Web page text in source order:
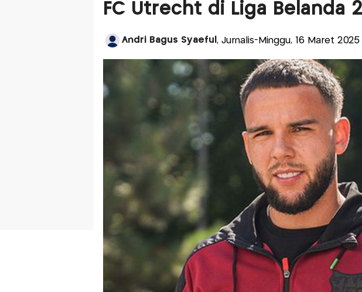
FC Utrecht di Liga Belanda
Andri Bagus Syaeful , Jurnalis-Minggu, 16 Maret 2025